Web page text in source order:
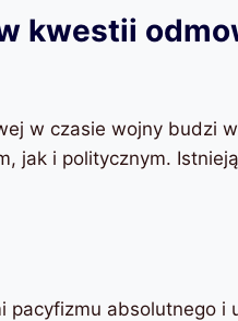
kwestii
w czasie wojny budzi
jak i politycznym.
pacyfizmu absolutnego i